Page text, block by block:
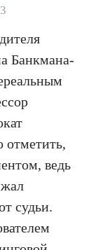
Банкмана-
ведь
судьи.